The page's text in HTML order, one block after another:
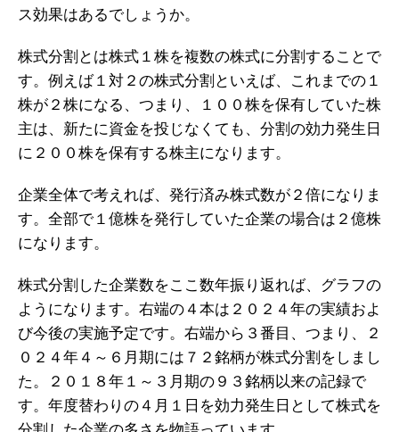
ス効果はあるでしょうか。
株式分割とは株式１株を複数の株式に分割することで
す。例えば１対２の株式分割といえば、これまでの１
株が２株になる、つまり、１００株を保有していた株
主は、新たに資金を投じなくても、分割の効力発生日
に２００株を保有する株主になります。
企業全体で考えれば、発行済み株式数が２倍になりま
す。全部で１億株を発行していた企業の場合は２億株
になります。
株式分割した企業数をここ数年振り返れば、グラフの
ようになります。右端の４本は２０２４年の実績およ
び今後の実施予定です。右端から３番目、つまり、２
０２４年４～６月期には７２銘柄が株式分割をしまし
た。２０１８年１～３月期の９３銘柄以来の記録で
す。年度替わりの４月１日を効力発生日として株式を